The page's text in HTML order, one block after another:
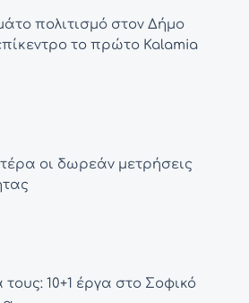
πολιτισμό στον Δήμο
το πρώτο Kalamia
οι δωρεάν μετρήσεις
10+1 έργα στο Σοφικό